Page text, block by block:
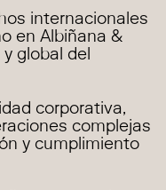
internacionales
en Albiñana &
global del
corporativa,
complejas
y cumplimiento